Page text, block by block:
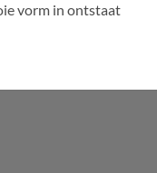
vorm in ontstaat